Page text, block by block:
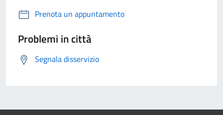
Prenota un appuntamento
Problemi in città
Segnala disservizio